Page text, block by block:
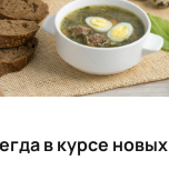
в курсе новых